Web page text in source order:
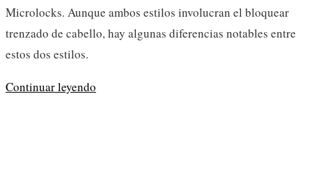
Microlocks. Aunque ambos estilos involucran el bloquear
trenzado de cabello, hay algunas diferencias notables entre
estos dos estilos.
Continuar leyendo